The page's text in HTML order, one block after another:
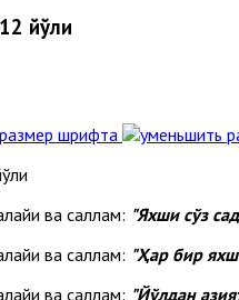
йўли
шрифта
ва саллам: "Яхши сўз
ва саллам: "Ҳар бир
ва саллам: "Йўлдан